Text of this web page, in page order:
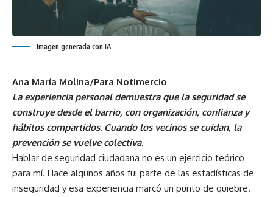
Imagen generada con IA
Ana María Molina/Para Notimercio
La experiencia personal demuestra que la seguridad se
construye desde el barrio, con organización, confianza y
hábitos compartidos. Cuando los vecinos se cuidan, la
prevención se vuelve colectiva.
Hablar de seguridad ciudadana no es un ejercicio teórico
para mí. Hace algunos años fui parte de las estadísticas de
inseguridad y esa experiencia marcó un punto de quiebre.